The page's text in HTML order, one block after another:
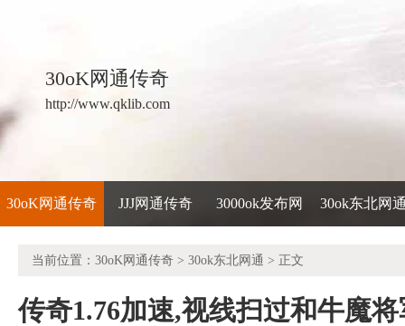
30oK网通传奇
http://www.qklib.com
30oK网通传奇 JJJ网通传奇 3000ok发布网 30ok东北网
当前位置： 30oK网通传奇 > 30ok东北网通 > 正文
传奇1.76加速,视线扫过和牛魔